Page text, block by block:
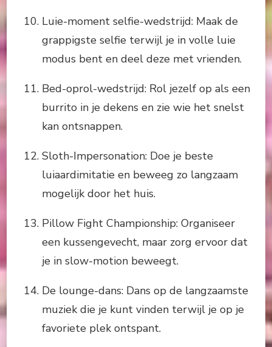
Luie-moment selfie-wedstrijd: Maak de
grappigste selfie terwijl je in volle luie
modus bent en deel deze met vrienden.
Bed-oprol-wedstrijd: Rol jezelf op als een
burrito in je dekens en zie wie het snelst
kan ontsnappen.
Sloth-Impersonation: Doe je beste
luiaardimitatie en beweeg zo langzaam
mogelijk door het huis.
Pillow Fight Championship: Organiseer
een kussengevecht, maar zorg ervoor dat
je in slow-motion beweegt.
De lounge-dans: Dans op de langzaamste
muziek die je kunt vinden terwijl je op je
favoriete plek ontspant.